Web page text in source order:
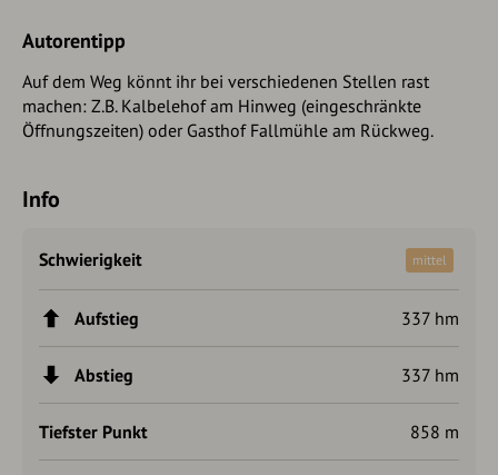
Autorentipp
Auf dem Weg könnt ihr bei verschiedenen Stellen rast
machen: Z.B. Kalbelehof am Hinweg (eingeschränkte
Öffnungszeiten) oder Gasthof Fallmühle am Rückweg.
Info
Schwierigkeit mittel
Aufstieg 337 hm
Abstieg 337 hm
Tiefster Punkt 858 m